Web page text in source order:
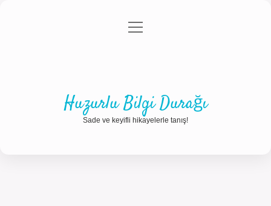
Gizlilik Politikası
menüyü
Huzurlu Bilgi Durağı
Sade ve keyifli hikayelerle tanış!